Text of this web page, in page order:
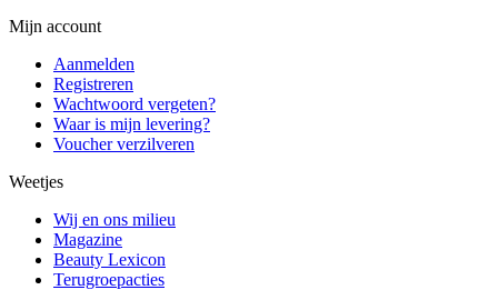
Mijn account
Aanmelden
Registreren
Wachtwoord vergeten?
Waar is mijn levering?
Voucher verzilveren
Weetjes
Wij en ons milieu
Magazine
Beauty Lexicon
Terugroepacties